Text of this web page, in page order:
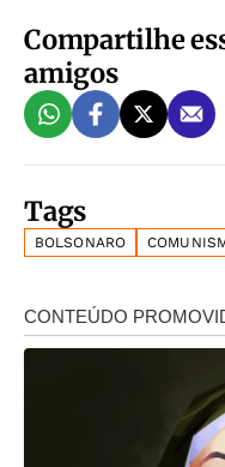
Compartilhe
amigos
Tags
BOLSONARO